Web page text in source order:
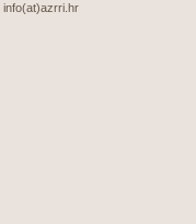
info(at)azrri.hr